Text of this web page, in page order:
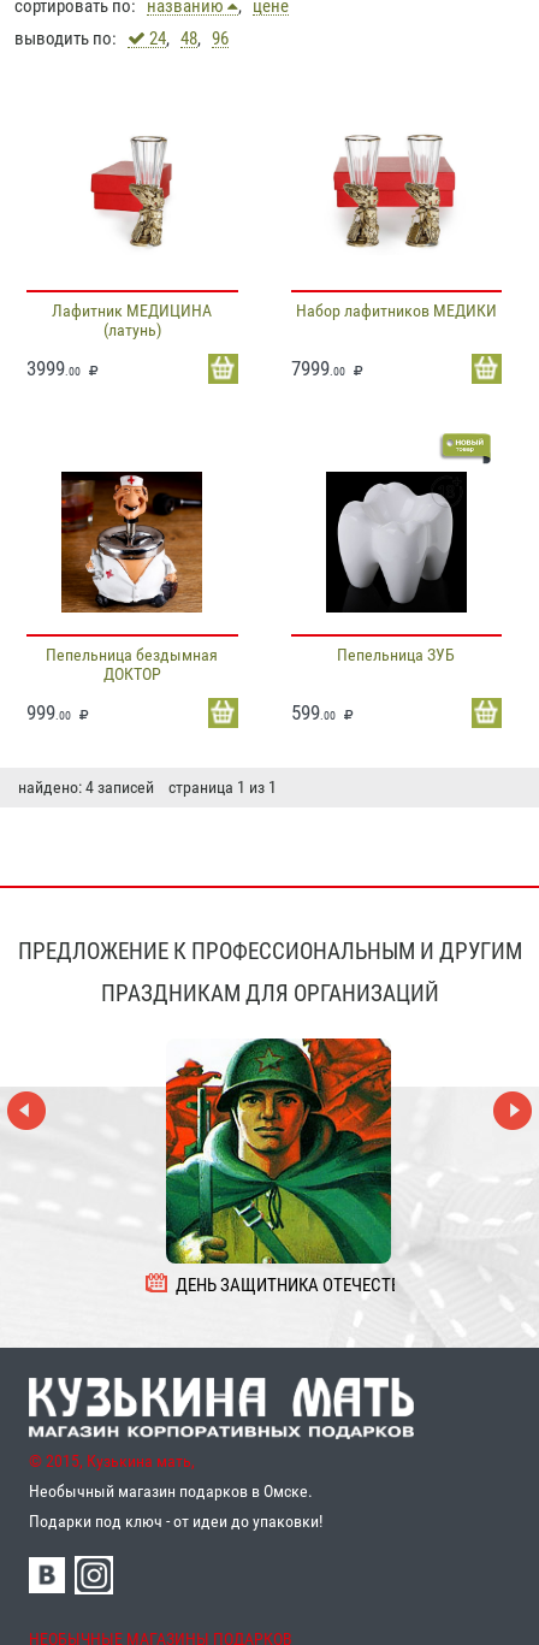
сортировать по: названию , цене
выводить по:
24, 48, 96
Лафитник МЕДИЦИНА
(латунь)
3999 .00
Набор лафитников МЕДИКИ
7999.00
Пепельница бездымная
ДОКТОР
999 .00
Пепельница ЗУБ
599.00
найдено: 4 записей страница 1 из 1
ПРЕДЛОЖЕНИЕ К ПРОФЕССИОНАЛЬНЫМ И ДРУГИМ
ПРАЗДНИКАМ ДЛЯ ОРГАНИЗАЦИЙ
ДЕНЬ ЗАЩИТНИКА ОТЕЧЕСТВА
© 2015, Кузькина мать,
Необычный магазин подарков в Омске.
Подарки под ключ - от идеи до упаковки!
НЕОБЫЧНЫЕ МАГАЗИНЫ ПОДАРКОВ